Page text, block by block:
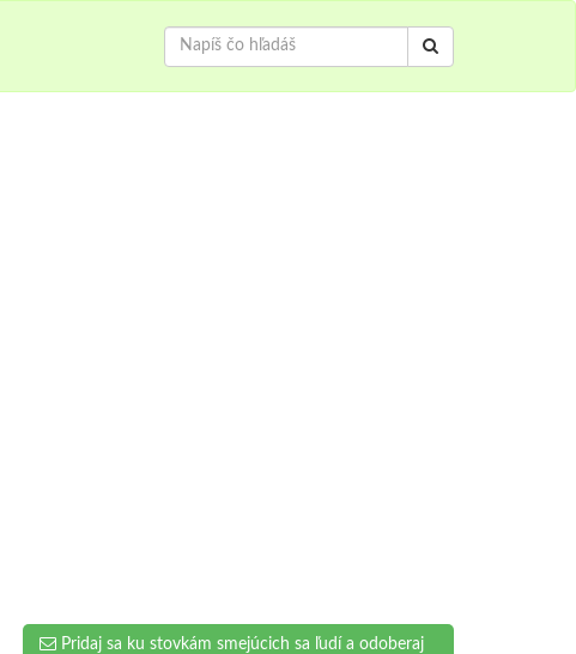
Pridaj sa ku stovkám smejúcich sa ľudí a odoberaj